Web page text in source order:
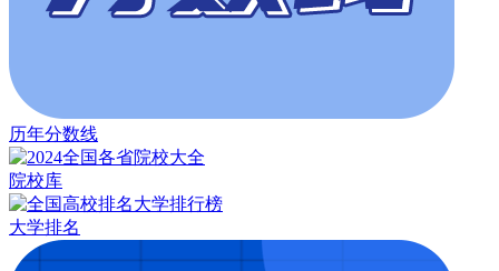
历年分数线
院校库
大学排名